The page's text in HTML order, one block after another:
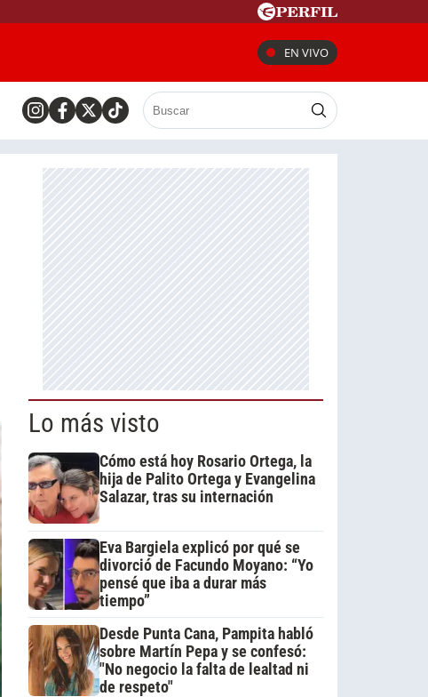
EN VIVO
Lo más visto
Cómo está hoy Rosario Ortega, la
hija de Palito Ortega y Evangelina
Salazar, tras su internación
Eva Bargiela explicó por qué se
divorció de Facundo Moyano: “Yo
pensé que iba a durar más
tiempo”
Desde Punta Cana, Pampita habló
sobre Martín Pepa y se confesó:
"No negocio la falta de lealtad ni
de respeto"